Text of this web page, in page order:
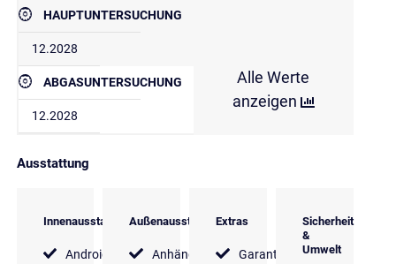
HAUPTUNTERSUCHUNG
12.2028
ABGASUNTERSUCHUNG
12.2028
Alle Werte
anzeigen
Ausstattung
Innenausstattung
Android
Außenausstattung
Anhängerkupplung
Extras
Garantie
Sicherheit
&
Umwelt